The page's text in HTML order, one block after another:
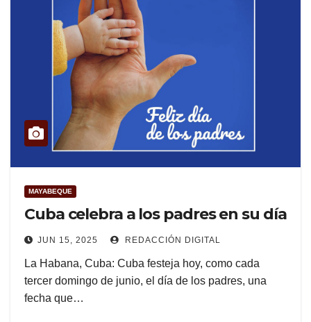
MAYABEQUE
Cuba celebra a los padres en su día
JUN 15, 2025 REDACCIÓN DIGITAL
La Habana, Cuba: Cuba festeja hoy, como cada
tercer domingo de junio, el día de los padres, una
fecha que…